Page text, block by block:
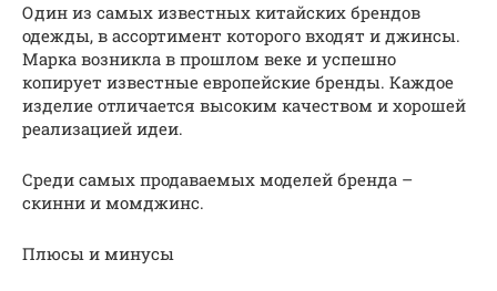
Один из самых известных китайских брендов
одежды, в ассортимент которого входят и джинсы.
Марка возникла в прошлом веке и успешно
копирует известные европейские бренды. Каждое
изделие отличается высоким качеством и хорошей
реализацией идеи.
Среди самых продаваемых моделей бренда –
скинни и момджинс.
Плюсы и минусы